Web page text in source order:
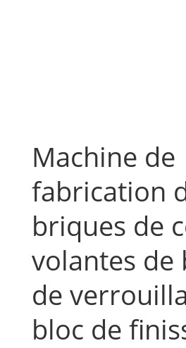
Machine de
fabrication
briques de
volantes de
de
bloc de